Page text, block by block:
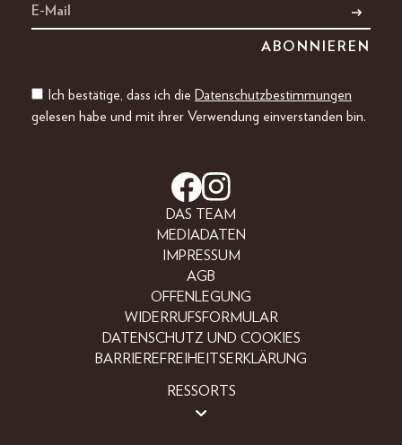
Ich bestätige, dass ich die Datenschutzbestimmungen
gelesen habe und mit ihrer Verwendung einverstanden bin.
DAS TEAM
MEDIADATEN
IMPRESSUM
AGB
OFFENLEGUNG
WIDERRUFSFORMULAR
DATENSCHUTZ UND COOKIES
BARRIEREFREIHEITSERKLÄRUNG
RESSORTS